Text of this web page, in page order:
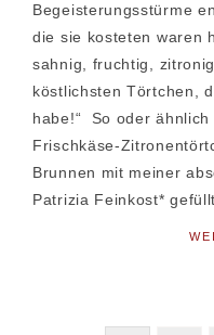
Begeisterungsstürme
die sie kosteten waren
sahnig, fruchtig,
köstlichsten Törtchen,
habe!“ So oder
Frischkäse-
Brunnen mit meiner
Patrizia Feinkost* gefüllt